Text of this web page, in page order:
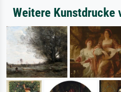
Weitere Kunstdrucke